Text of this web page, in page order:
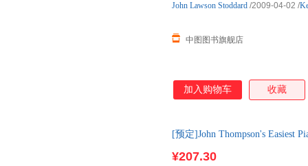
中图图书旗舰店
John Lawson Stoddard /2009-04-02 /
加入购物车 收藏
[预定]John Thompson's Easiest
¥207.30